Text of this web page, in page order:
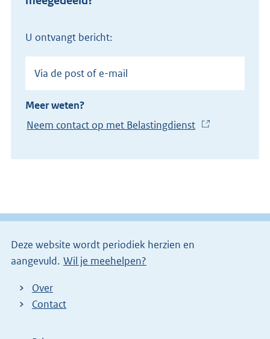
U ontvangt bericht:
Via de post of e-mail
Meer weten?
Neem contact op met Belastingdienst
x
n
Deze website wordt periodiek herzien en
aangevuld. Wil je meehelpen?
Over
Contact